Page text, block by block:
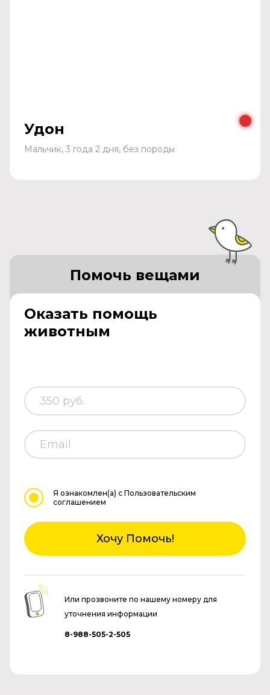
Удон
Мальчик, 3 года 2 дня, без породы
Оказать помощь
животным
Помочь вещами
Я ознакомлен(а) с Пользовательским
соглашением
Хочу Помочь!
Или прозвоните по нашему номеру для
уточнения информации
8-988-505-2-505